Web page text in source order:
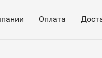
Оплата